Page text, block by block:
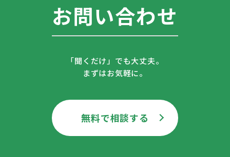
お問い合わせ
「聞くだけ」でも大丈夫。
まずはお気軽に。
無料で相談する